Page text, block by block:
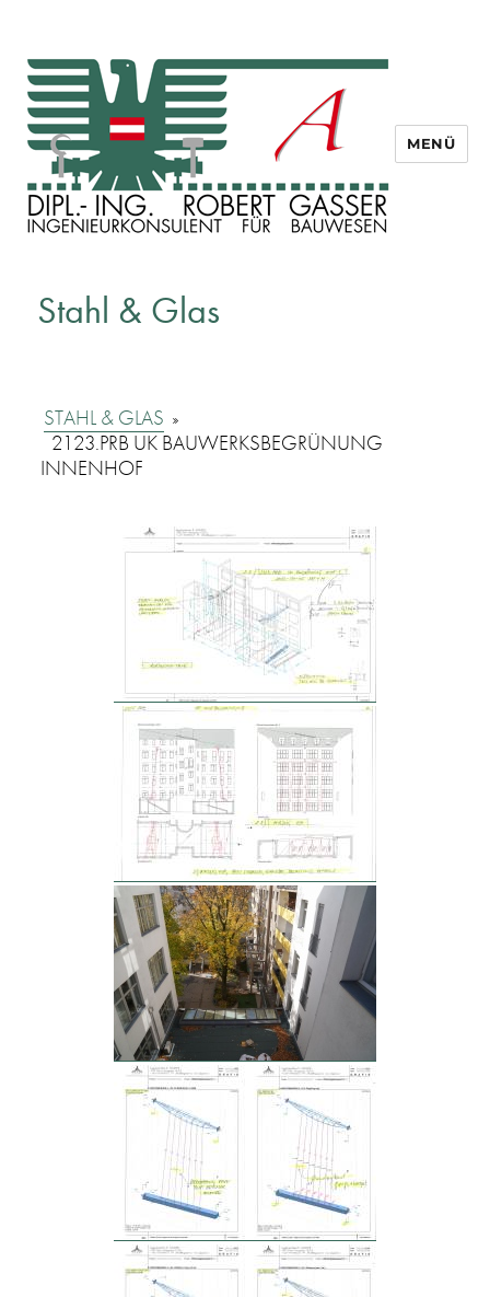
MENÜ
Stahl & Glas
STAHL & GLAS »
2123.PRB UK BAUWERKSBEGRÜNUNG
INNENHOF